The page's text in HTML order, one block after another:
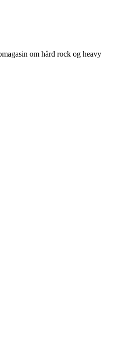
om hård rock og heavy